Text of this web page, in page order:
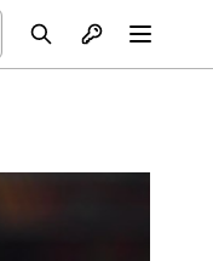
Otvori profil